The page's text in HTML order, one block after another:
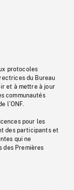
protocoles
du Bureau
et à mettre à jour
communautés
l’ONF.
pour les
des participants et
qui ne
des Premières